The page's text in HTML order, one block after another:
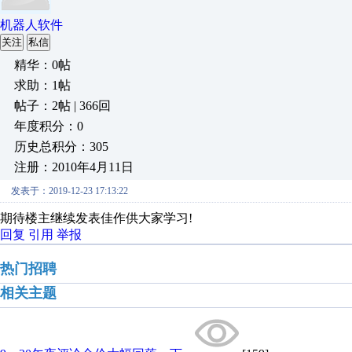
机器人软件
关注 私信
精华：0帖
求助：1帖
帖子：2帖 | 366回
年度积分：0
历史总积分：305
注册：2010年4月11日
发表于：2019-12-23 17:13:22
期待楼主继续发表佳作供大家学习!
回复 引用 举报
热门招聘
相关主题